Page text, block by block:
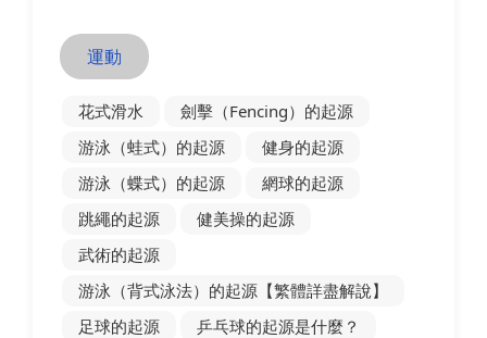
運動
花式滑水
劍擊（Fencing）的起源
游泳（蛙式）的起源
健身的起源
游泳（蝶式）的起源
網球的起源
跳繩的起源
健美操的起源
武術的起源
游泳（背式泳法）的起源【繁體詳盡解說】
足球的起源
乒乓球的起源是什麼？